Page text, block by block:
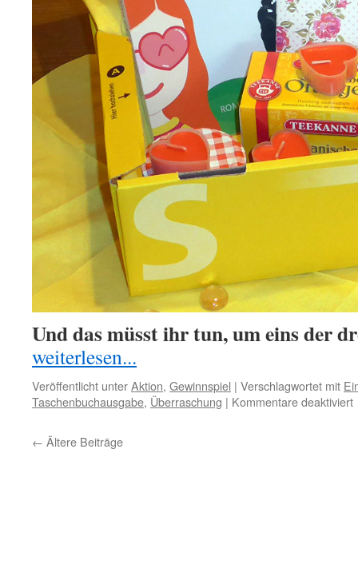
Und das müsst ihr tun, um eins der
weiterlesen...
Veröffentlicht unterAktion, Gewinnspiel | Verschlagwortet mit
Taschenbuchausgabe, Überraschung | Kommentare deaktiviert
← Ältere Beiträge